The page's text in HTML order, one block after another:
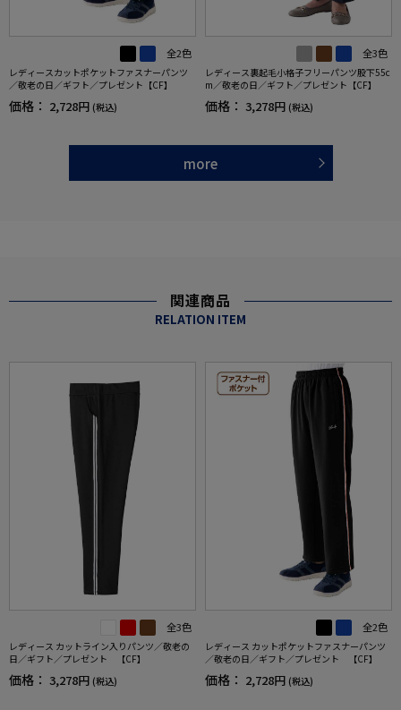
全2色
レディースカットポケットファスナーパンツ
／敬老の日／ギフト／プレゼント【CF】
価格： 2,728円 (税込)
全3色
レディース裏起毛小格子フリーパンツ股下55c
m／敬老の日／ギフト／プレゼント【CF】
価格： 3,278円 (税込)
more
関連商品
RELATION ITEM
全3色
レディース カットライン入りパンツ／敬老の
日／ギフト／プレゼント 【CF】
価格： 3,278円 (税込)
全2色
レディース カットポケットファスナーパンツ
／敬老の日／ギフト／プレゼント 【CF】
価格： 2,728円 (税込)